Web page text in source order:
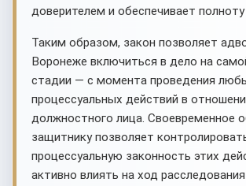
доверителем и обеспечивает
Таким образом, закон позволяет
Воронеже включиться в дело на
стадии — с момента проведения
процессуальных действий в
должностного лица. Своевременное
защитнику позволяет
процессуальную законность этих
активно влиять на ход